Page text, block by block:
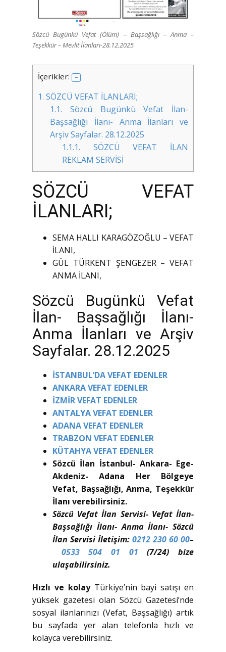
Sözcü Bugünkü Vefat (Ölüm) – Başsağlığı – Anma –
Teşekkür – Mevlit İlanları-28.12.2025
İçerikler:
1. SÖZCÜ VEFAT İLANLARI;
1.1. Sözcü Bugünkü Vefat İlan-
Başsağlığı İlanı- Anma İlanları ve
Arşiv Sayfalar. 28.12.2025
1.1.1. SÖZCÜ VEFAT İLAN
REKLAM SERVİSİ
SÖZCÜ VEFAT
İLANLARI;
SEMA HALLI KARAGÖZOĞLU – VEFAT
İLANI,
GÜL TÜRKENT ŞENGEZER – VEFAT
ANMA İLANI,
Sözcü Bugünkü Vefat
İlan- Başsağlığı İlanı-
Anma İlanları ve Arşiv
Sayfalar. 28.12.2025
İSTANBUL’DA VEFAT EDENLER
ANKARA VEFAT EDENLER
İZMİR VEFAT EDENLER
ANTALYA VEFAT EDENLER
ADANA VEFAT EDENLER
TRABZON VEFAT EDENLER
KÜTAHYA VEFAT EDENLER
Sözcü İlan İstanbul- Ankara- Ege-
Akdeniz- Adana Her Bölgeye
Vefat, Başsağlığı, Anma, Teşekkür
İlanı verebilirsiniz.
Sözcü Vefat İlan Servisi- Vefat İlan-
Başsağlığı İlanı- Anma İlanı- Sözcü
İlan Servisi İletişim: 0212 230 60 00–
0533 504 01 01 (7/24) bize
ulaşabilirsiniz.
Hızlı ve kolayTürkiye’nin bayi satışı en
yüksek gazetesi olan Sözcü Gazetesi’nde
sosyal ilanlarınızı (Vefat, Başsağlığı) artık
bu sayfada yer alan telefonla hızlı ve
kolayca verebilirsiniz.